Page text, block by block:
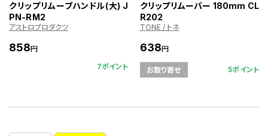
クリップリムーブハンドル(大) J
PN-RM2
アストロプロダクツ
858円
7ポイント
クリップリムーバー 180mm CL
R202
TONE / トネ
638円
お取り寄せ 5ポイント